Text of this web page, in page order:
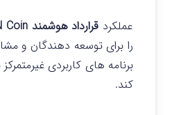
عملکرد قرارداد هوشمند TON Coin
را برای توسعه دهندگان و
برنامه های کاربردی
کند.